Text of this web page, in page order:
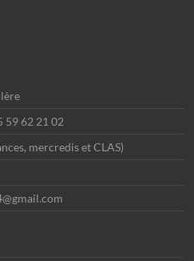
59 62 21 02
mercredis et CLAS)